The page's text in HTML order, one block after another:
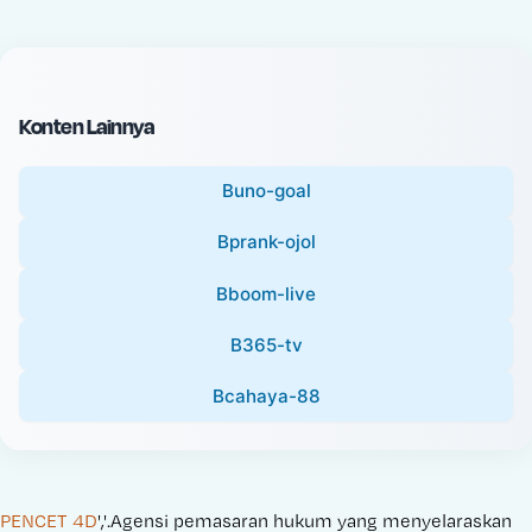
c
e
Konten Lainnya
Buno-goal
Bprank-ojol
Bboom-live
B365-tv
Bcahaya-88
PENCET 4D','.Agensi pemasaran hukum yang menyelaraskan